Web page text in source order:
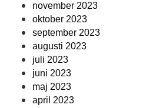
november 2023
oktober 2023
september 2023
augusti 2023
juli 2023
juni 2023
maj 2023
april 2023